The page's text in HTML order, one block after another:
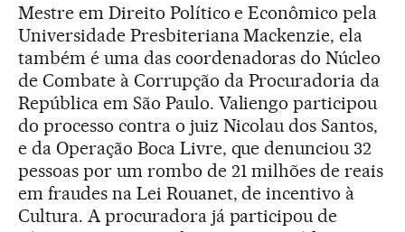
Mestre em Direito Político e Econômico pela
Universidade Presbiteriana Mackenzie, ela
também é uma das coordenadoras do Núcleo
de Combate à Corrupção da Procuradoria da
República em São Paulo. Valiengo participou
do processo contra o juiz Nicolau dos Santos,
e da Operação Boca Livre, que denunciou 32
pessoas por um rombo de 21 milhões de reais
em fraudes na Lei Rouanet, de incentivo à
Cultura. A procuradora já participou de